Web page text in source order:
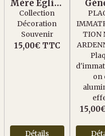
Mère Eglise
6 juin 1944
Collection
Décoration
Souvenir
15,00€ TTC
Détails
TION
on